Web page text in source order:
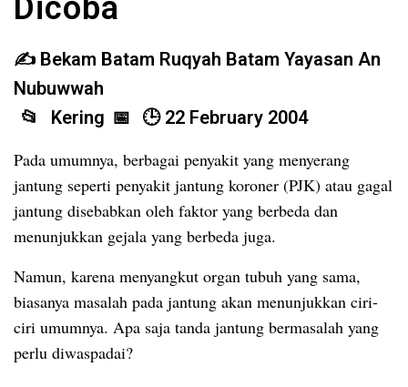
Dicoba
Bekam Batam Ruqyah Batam Yayasan An
Nubuwwah
Kering
22 February 2004
Pada umumnya, berbagai penyakit yang menyerang
jantung seperti penyakit jantung koroner (PJK) atau gagal
jantung disebabkan oleh faktor yang berbeda dan
menunjukkan gejala yang berbeda juga.
Namun, karena menyangkut organ tubuh yang sama,
biasanya masalah pada jantung akan menunjukkan ciri-
ciri umumnya. Apa saja tanda jantung bermasalah yang
perlu diwaspadai?